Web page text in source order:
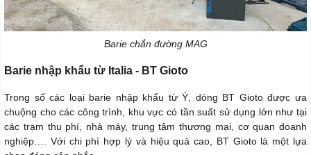
Barie chắn đường MAG
Barie nhập khẩu từ Italia - BT Gioto
Trong số các loại barie nhập khẩu từ Ý, dòng BT Gioto được ưa
chuộng cho các công trình, khu vực có tần suất sử dụng lớn như tại
các trạm thu phí, nhà máy, trung tâm thương mại, cơ quan doanh
nghiệp…. Với chi phí hợp lý và hiệu quả cao, BT Gioto là một lựa